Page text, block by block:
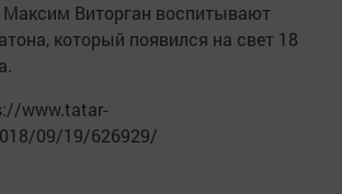
Максим Виторган воспитывают
который появился на свет 18
www.tatar-
09/19/626929/